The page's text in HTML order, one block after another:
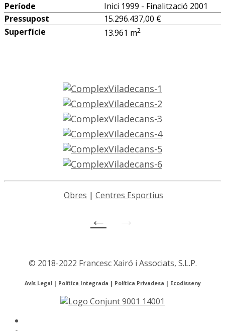
Període
Inici 1999 - Finalització 2001
Pressupost
15.296.437,00 €
Superfície
13.961 m2
Obres | Centres Esportius
←
© 2018-2022 Francesc Xairó i Associats, S.L.P.
Avís Legal| Política Integrada | Política Privadesa | Ecodisseny